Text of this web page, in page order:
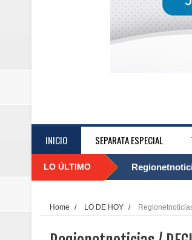
....
INICIO SEPARATA ESPECIAL
LO ÚLTIMO
Home / LO DE HOY /